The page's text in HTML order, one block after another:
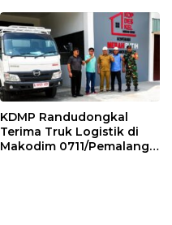
KDMP Randudongkal
Terima Truk Logistik di
Makodim 0711/Pemalang